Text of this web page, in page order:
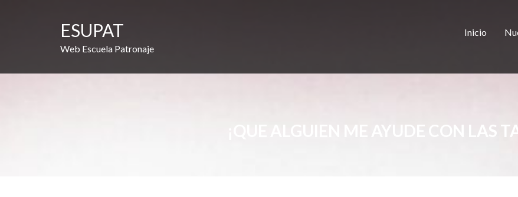
ESUPAT
Web Escuela Patronaje
Inicio
¡QUE ALGUIEN ME AYUDE CON LAS